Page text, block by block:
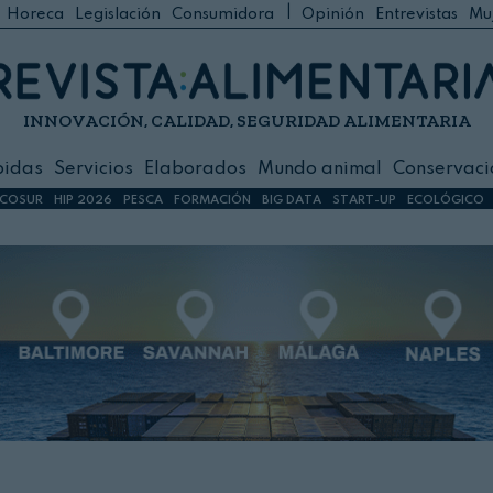
Horeca Legislación Consumidora Opinión Entrevistas
INNOVACIÓN, CALIDAD, SEGURIDAD ALIMENTARIA
Servicios Elaborados Mundo animal
Foodservice
primas
HIP 2026 PESCA FORMACIÓN BIG DATA START-UP ECOLÓGICO